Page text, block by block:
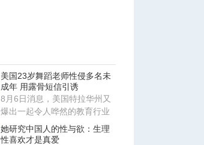
美国23岁舞蹈老师性侵多名未
成年 用露骨短信引诱
8月6日消息，美国特拉华州又
爆出一起令人哗然的教育行业
恶性案件，当地一名 23 岁的舞
她研究中国人的性与欲：生理
性喜欢才是真爱